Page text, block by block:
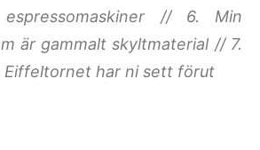
// 6. Min
är gammalt skyltmaterial // 7.
Eiffeltornet har ni sett förut